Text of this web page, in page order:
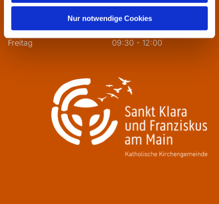
Nur notwendige Cookies
Dienstag
09:30 - 12:00
13:30 - 16:00
Donnerstag
09:30 - 12:00
Freitag
09:30 - 12:00